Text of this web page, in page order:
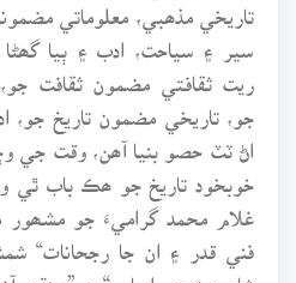
تاريخي مذھبي، معلوماتي
سير ۽ سياحت، ادب ۽ ٻيا گھڻا
ريت ثقافتي مضمون ثقافت
جو، تاريخي مضمون تاريخ
اڻ ٽٽ حصو بنيا آھن، وقت جي
خوبخود تاريخ جو ھڪ باب ٿي
غلام محمد گراميءَ جو مشھور
فني قدر ۽ ان جا رجحانات“
شاعريءَ جو اڀياس“ ۽ ”سنڌي